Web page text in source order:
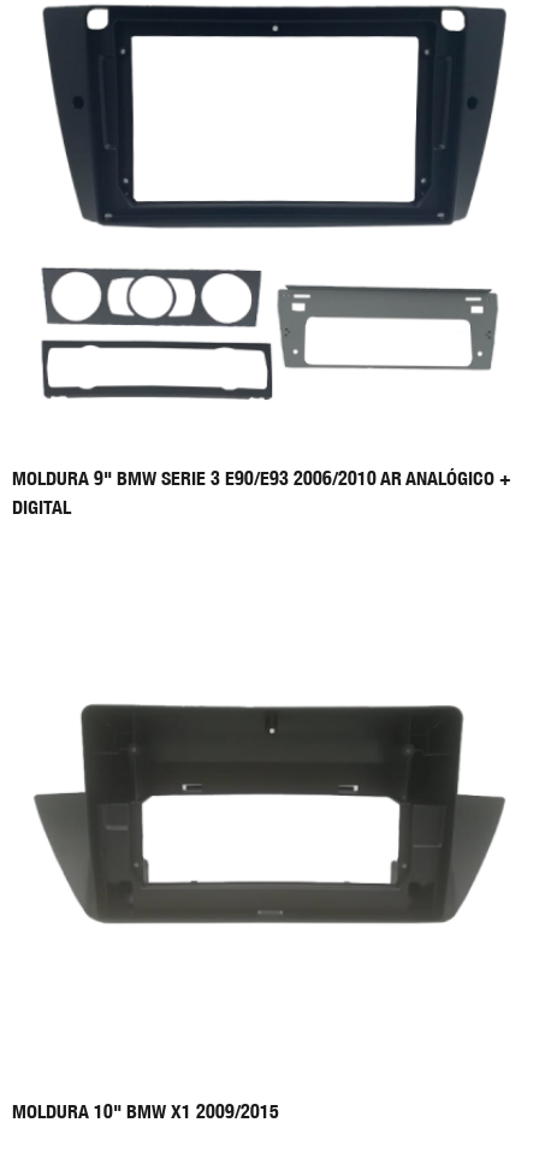
MOLDURA 9" BMW SERIE 3 E90/E93 2006/2010 AR ANALÓGICO +
DIGITAL
MOLDURA 10" BMW X1 2009/2015